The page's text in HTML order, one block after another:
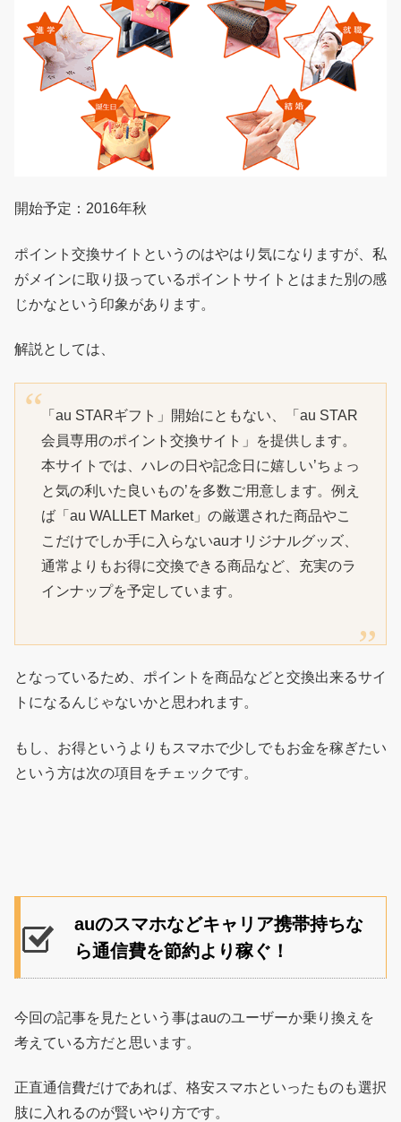
開始予定：2016年秋
ポイント交換サイトというのはやはり気になりますが、私
がメインに取り扱っているポイントサイトとはまた別の感
じかなという印象があります。
解説としては、
「au STARギフト」開始にともない、「au STAR
会員専用のポイント交換サイト」を提供します。
本サイトでは、ハレの日や記念日に嬉しい’ちょっ
と気の利いた良いもの’を多数ご用意します。例え
ば「au WALLET Market」の厳選された商品やこ
こだけでしか手に入らないauオリジナルグッズ、
通常よりもお得に交換できる商品など、充実のラ
インナップを予定しています。
となっているため、ポイントを商品などと交換出来るサイ
トになるんじゃないかと思われます。
もし、お得というよりもスマホで少しでもお金を稼ぎたい
という方は次の項目をチェックです。
auのスマホなどキャリア携帯持ちな
ら通信費を節約より稼ぐ！
今回の記事を見たという事はauのユーザーか乗り換えを
考えている方だと思います。
正直通信費だけであれば、格安スマホといったものも選択
肢に入れるのが賢いやり方です。